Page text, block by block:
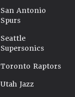
San Antonio
Spurs
Seattle
Supersonics
Toronto Raptors
Utah Jazz